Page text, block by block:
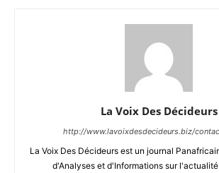
La Voix Des Décideurs
http://www.lavoixdesdecideurs.biz/
La Voix Des Décideurs est un journal
d'Analyses et d'Informations sur